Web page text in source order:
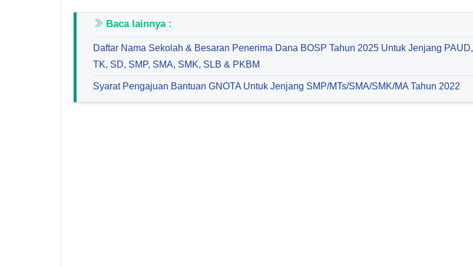
Baca lainnya :
Daftar Nama Sekolah & Besaran Penerima Dana BOSP Tahun 2025 Untuk Jenjang PAUD,
TK, SD, SMP, SMA, SMK, SLB & PKBM
Syarat Pengajuan Bantuan GNOTA Untuk Jenjang SMP/MTs/SMA/SMK/MA Tahun 2022